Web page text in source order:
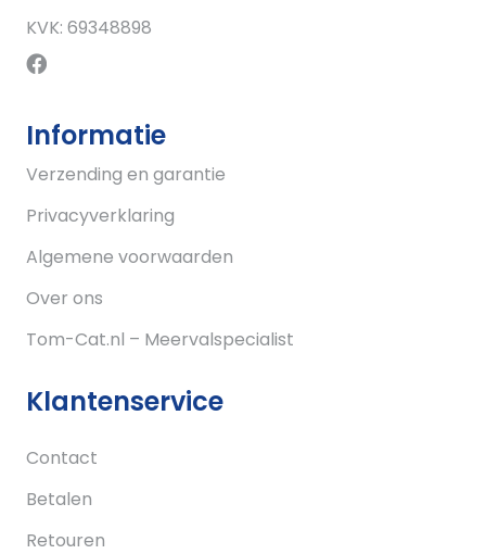
KVK: 69348898
Informatie
Verzending en garantie
Privacyverklaring
Algemene voorwaarden
Over ons
Tom-Cat.nl – Meervalspecialist
Klantenservice
Contact
Betalen
Retouren